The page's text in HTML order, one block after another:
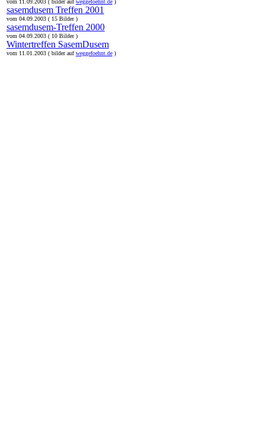
vom 11.09.2003 ( bilder aufweggefoehnt.de )
sasemdusem Treffen 2001
vom 04.09.2003 ( 15 Bilder )
sasemdusem-Treffen 2000
vom 04.09.2003 ( 10 Bilder )
Wintertreffen SasemDusem
vom 11.01.2003 ( bilder aufweggefoehnt.de )